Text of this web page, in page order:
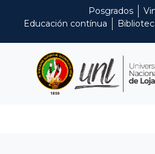
Posgrados
Educación contínua